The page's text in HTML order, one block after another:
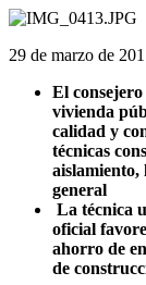
29 de marzo de
El
vivienda
calidad y
técnicas
aislamiento,
general
La técnica
oficial
ahorro de
de